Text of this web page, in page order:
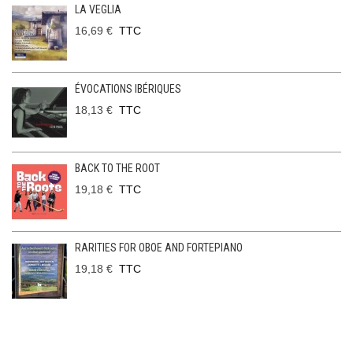
LA VEGLIA
16,69 € TTC
ÉVOCATIONS IBÉRIQUES
18,13 € TTC
BACK TO THE ROOT
19,18 € TTC
RARITIES FOR OBOE AND FORTEPIANO
19,18 € TTC